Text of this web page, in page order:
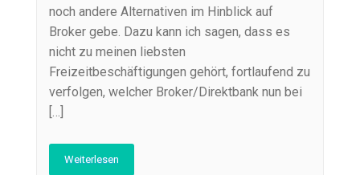
noch andere Alternativen im Hinblick auf
Broker gebe. Dazu kann ich sagen, dass es
nicht zu meinen liebsten
Freizeitbeschäftigungen gehört, fortlaufend zu
verfolgen, welcher Broker/Direktbank nun bei
Weiterlesen